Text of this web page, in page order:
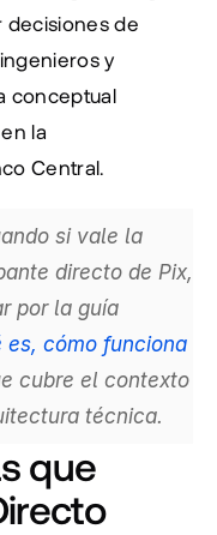
decisiones de
y
conceptual
la
Central.
si vale la
directo de Pix,
por la guía
es, cómo funciona
cubre el contexto
técnica.
que